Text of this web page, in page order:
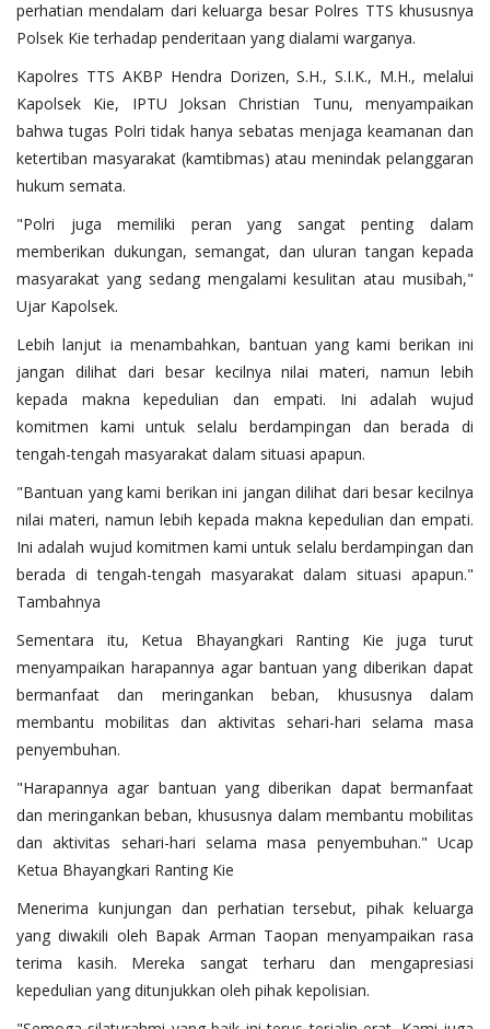
perhatian mendalam dari keluarga besar Polres TTS khususnya
Polsek Kie terhadap penderitaan yang dialami warganya.
Kapolres TTS AKBP Hendra Dorizen, S.H., S.I.K., M.H., melalui
Kapolsek Kie, IPTU Joksan Christian Tunu, menyampaikan
bahwa tugas Polri tidak hanya sebatas menjaga keamanan dan
ketertiban masyarakat (kamtibmas) atau menindak pelanggaran
hukum semata.
"Polri juga memiliki peran yang sangat penting dalam
memberikan dukungan, semangat, dan uluran tangan kepada
masyarakat yang sedang mengalami kesulitan atau musibah,"
Ujar Kapolsek.
Lebih lanjut ia menambahkan, bantuan yang kami berikan ini
jangan dilihat dari besar kecilnya nilai materi, namun lebih
kepada makna kepedulian dan empati. Ini adalah wujud
komitmen kami untuk selalu berdampingan dan berada di
tengah-tengah masyarakat dalam situasi apapun.
"Bantuan yang kami berikan ini jangan dilihat dari besar kecilnya
nilai materi, namun lebih kepada makna kepedulian dan empati.
Ini adalah wujud komitmen kami untuk selalu berdampingan dan
berada di tengah-tengah masyarakat dalam situasi apapun."
Tambahnya
Sementara itu, Ketua Bhayangkari Ranting Kie juga turut
menyampaikan harapannya agar bantuan yang diberikan dapat
bermanfaat dan meringankan beban, khususnya dalam
membantu mobilitas dan aktivitas sehari-hari selama masa
penyembuhan.
"Harapannya agar bantuan yang diberikan dapat bermanfaat
dan meringankan beban, khususnya dalam membantu mobilitas
dan aktivitas sehari-hari selama masa penyembuhan." Ucap
Ketua Bhayangkari Ranting Kie
Menerima kunjungan dan perhatian tersebut, pihak keluarga
yang diwakili oleh Bapak Arman Taopan menyampaikan rasa
terima kasih. Mereka sangat terharu dan mengapresiasi
kepedulian yang ditunjukkan oleh pihak kepolisian.